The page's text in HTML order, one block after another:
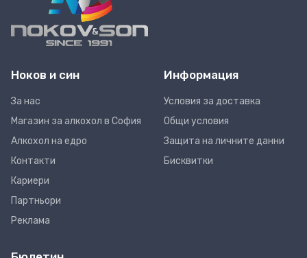
Ноков и син
За нас
Магазин за алкохол в София
Алкохол на едро
Контакти
Кариери
Партньори
Реклама
Информация
Условия за доставка
Общи условия
Защита на личните данни
Бисквитки